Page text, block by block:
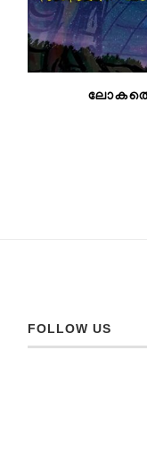
FOLLOW US